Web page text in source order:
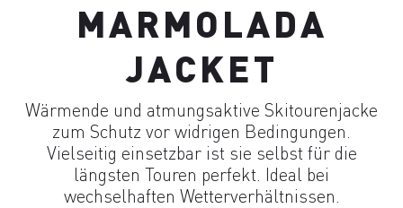
MARMOLADA
JACKET
Wärmende und atmungsaktive Skitourenjacke
zum Schutz vor widrigen Bedingungen.
Vielseitig einsetzbar ist sie selbst für die
längsten Touren perfekt. Ideal bei
wechselhaften Wetterverhältnissen.